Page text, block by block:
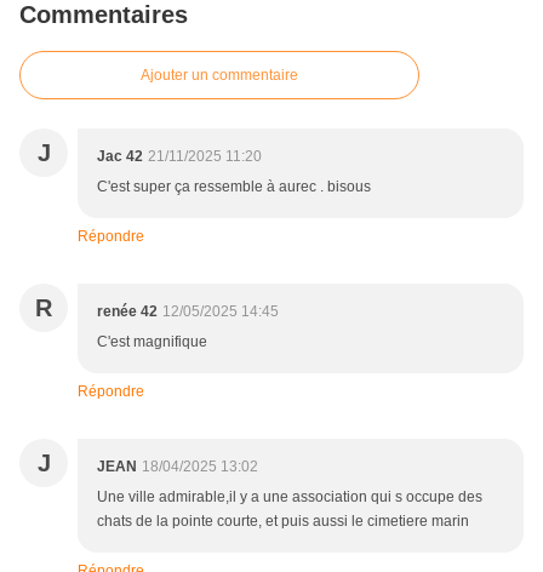
Commentaires
Ajouter un commentaire
J Jac 42 21/11/2025 11:20
C'est super ça ressemble à aurec . bisous
Répondre
R renée 42 12/05/2025 14:45
C'est magnifique
Répondre
J JEAN 18/04/2025 13:02
Une ville admirable,il y a une association qui s occupe des
chats de la pointe courte, et puis aussi le cimetiere marin